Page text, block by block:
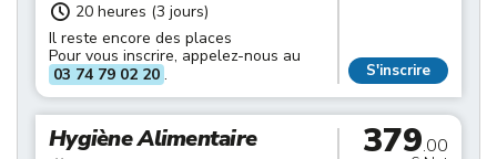
20 heures (3 jours)
Il reste encore des places
Pour vous inscrire, appelez-nous au
03 74 79 02 20 . S'inscrire
Hygiène Alimentaire 379.00